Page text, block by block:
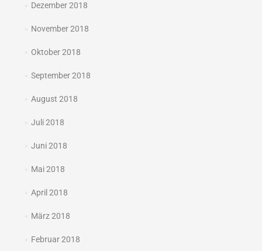
Dezember 2018
November 2018
Oktober 2018
September 2018
August 2018
Juli 2018
Juni 2018
Mai 2018
April 2018
März 2018
Februar 2018